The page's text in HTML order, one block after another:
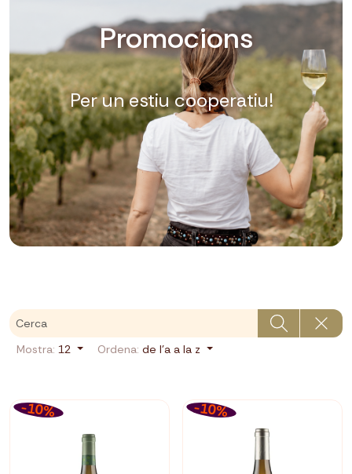
Promocions
Per un estiu cooperatiu!
Mostra: 12 Ordena: de l'a a la z
-10% -10%